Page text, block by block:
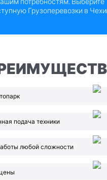
Грузоперевозки в
подача техники
любой сложности